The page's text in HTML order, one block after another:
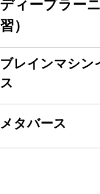
ディープラー
習）
ブレインマシン
ス
メタバース